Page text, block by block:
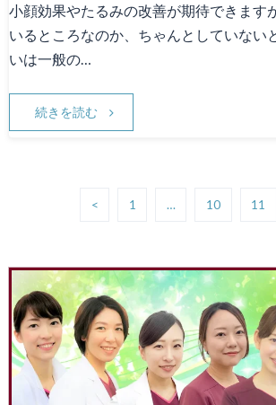
小顔効果やたるみの改善が期待できます
いるところなのか、ちゃんとしていない
いは一般の…
続きを読む
< 1 … 10 11